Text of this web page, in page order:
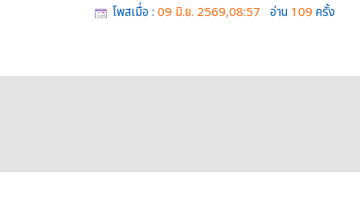
โพสเมื่อ : 09 มิ.ย. 2569,08:57 อ่าน 109 ครั้ง